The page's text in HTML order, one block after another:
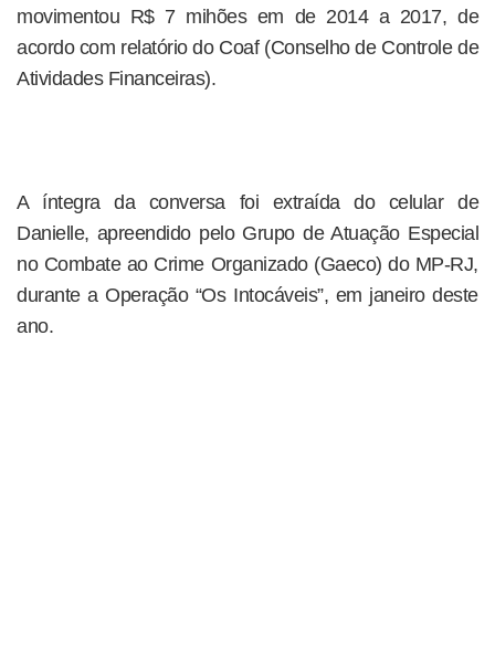
movimentou R$ 7 mihões em de 2014 a 2017, de
acordo com relatório do Coaf (Conselho de Controle de
Atividades Financeiras).
A íntegra da conversa foi extraída do celular de
Danielle, apreendido pelo Grupo de Atuação Especial
no Combate ao Crime Organizado (Gaeco) do MP-RJ,
durante a Operação “Os Intocáveis”, em janeiro deste
ano.